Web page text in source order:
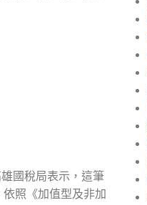
國稅局表示，這筆
照《加值型及非加